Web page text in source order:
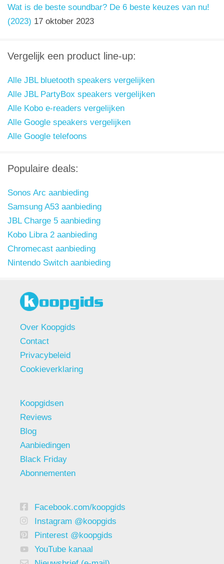
Wat is de beste soundbar? De 6 beste keuzes van nu!
(2023) 17 oktober 2023
Vergelijk een product line-up:
Alle JBL bluetooth speakers vergelijken
Alle JBL PartyBox speakers vergelijken
Alle Kobo e-readers vergelijken
Alle Google speakers vergelijken
Alle Google telefoons
Populaire deals:
Sonos Arc aanbieding
Samsung A53 aanbieding
JBL Charge 5 aanbieding
Kobo Libra 2 aanbieding
Chromecast aanbieding
Nintendo Switch aanbieding
Over Koopgids
Contact
Privacybeleid
Cookieverklaring
Koopgidsen
Reviews
Blog
Aanbiedingen
Black Friday
Abonnementen
Facebook.com/koopgids
Instagram @koopgids
Pinterest @koopgids
YouTube kanaal